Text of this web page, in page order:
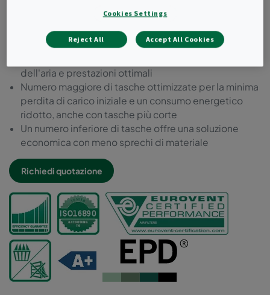
robusto telaio metallico
Dimensioni e configurazioni flessibili delle tasche per
adattarsi a varie applicazioni
dell'aria e prestazioni ottimali
Numero maggiore di tasche ottimizzate per la minima
perdita di carico iniziale e un consumo energetico
ridotto, anche con tasche più corte
Un numero inferiore di tasche offre una soluzione
economica con meno sprechi di materiale
Richiedi quotazione
Cookies Settings
Reject All Accept All Cookies